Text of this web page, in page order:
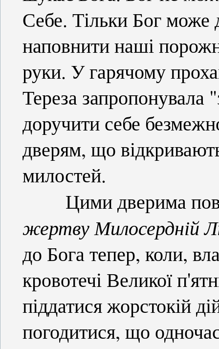
Себе. Тільки Бог
наповнити наші
руки. У гарячому
Тереза запропонувала
доручити себе
дверям, що
милостей.
Цими дверима
жертву Милосердній
до Бога тепер, коли,
кровотечі Великої
піддатися жорстокій
погодитися, що